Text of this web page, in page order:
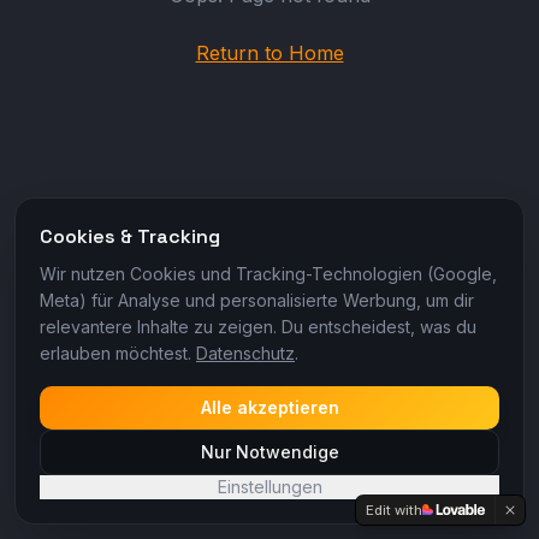
Return to Home
Cookies & Tracking
Wir nutzen Cookies und Tracking-Technologien (Google,
Meta) für Analyse und personalisierte Werbung, um dir
relevantere Inhalte zu zeigen. Du entscheidest, was du
erlauben möchtest. Datenschutz.
Alle akzeptieren
Nur Notwendige
Einstellungen
Edit with